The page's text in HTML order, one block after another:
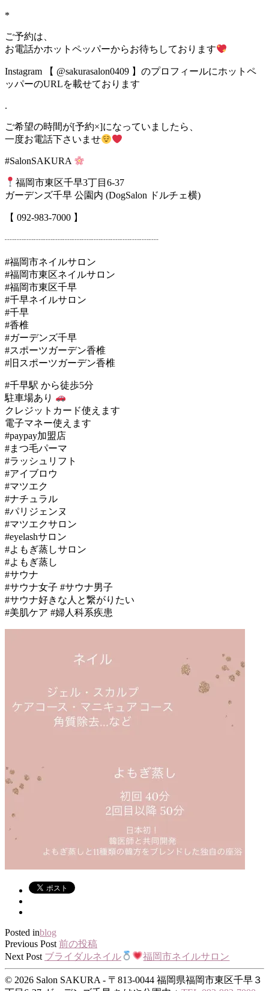
*
ご予約は、
お電話かホットペッパーからお待ちしております
Instagram 【 @sakurasalon0409 】のプロフィールにホットペ
ッパーのURLを載せております
.
ご希望の時間が[予約×]になっていましたら、
一度お電話下さいませ
#SalonSAKURA
福岡市東区千早3丁目6-37
ガーデンズ千早 公園内 (DogSalon ドルチェ横)
【 092-983-7000 】
┈┈┈┈┈┈┈┈┈┈┈┈┈┈┈┈
#福岡市ネイルサロン
#福岡市東区ネイルサロン
#福岡市東区千早
#千早ネイルサロン
#千早
#香椎
#ガーデンズ千早
#スポーツガーデン香椎
#旧スポーツガーデン香椎
#千早駅 から徒歩5分
駐車場あり
クレジットカード使えます
電子マネー使えます
#paypay加盟店
#まつ毛パーマ
#ラッシュリフト
#アイブロウ
#マツエク
#ナチュラル
#パリジェンヌ
#マツエクサロン
#eyelashサロン
#よもぎ蒸しサロン
#よもぎ蒸し
#サウナ
#サウナ女子 #サウナ男子
#サウナ好きな人と繋がりたい
#美肌ケア #婦人科系疾患
Posted inblog
Previous Post 前の投稿
Next Post ブライダルネイル 福岡市ネイルサロン
© 2026 Salon SAKURA - 〒813-0044 福岡県福岡市東区千早３